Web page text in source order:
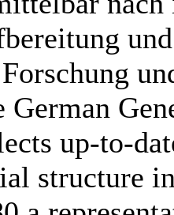
German
up-to-
structure